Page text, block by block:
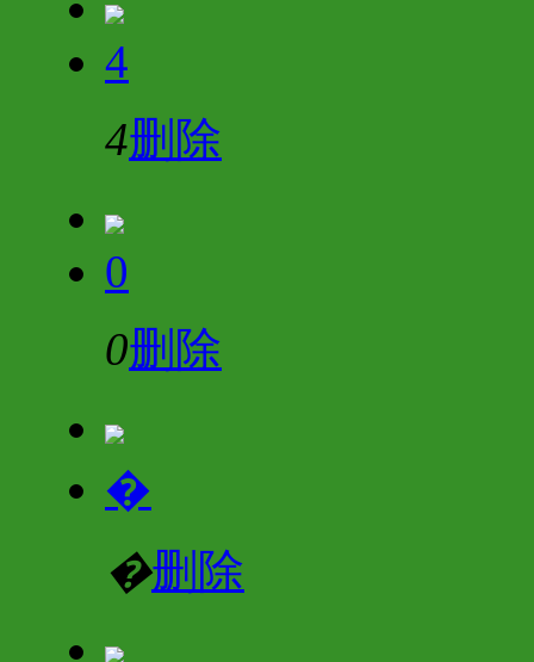
4
4删除
0
0删除
�
�删除